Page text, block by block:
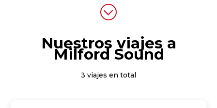
Nuestros viajes a
Milford Sound
3 viajes en total